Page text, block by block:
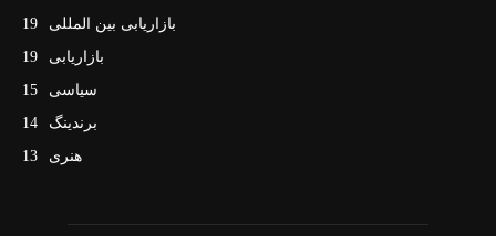
بازاریابی بین المللی
19
بازاریابی
19
سیاسی
15
برندینگ
14
هنری
13